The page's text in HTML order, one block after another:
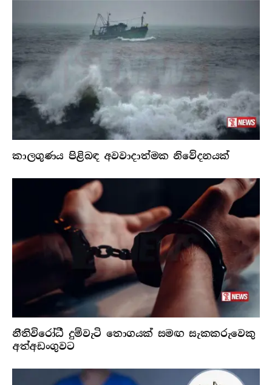
කාලගුණය පිළිබඳ අවවාදාත්මක නිවේදනයක්
නීතිවිරෝධී දුම්වැටි තොගයක් සමඟ සැකකරුවෙකු
අත්අඩංගුවට